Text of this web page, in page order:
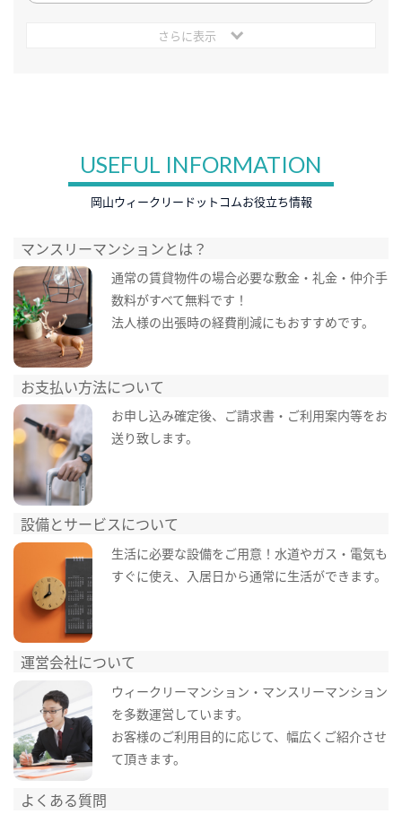
さらに表示
USEFUL INFORMATION
岡山ウィークリードットコムお役立ち情報
マンスリーマンションとは？
通常の賃貸物件の場合必要な敷金・礼金・仲介手
数料がすべて無料です！
法人様の出張時の経費削減にもおすすめです。
お支払い方法について
お申し込み確定後、ご請求書・ご利用案内等をお
送り致します。
設備とサービスについて
生活に必要な設備をご用意！水道やガス・電気も
すぐに使え、入居日から通常に生活ができます。
運営会社について
ウィークリーマンション・マンスリーマンション
を多数運営しています。
お客様のご利用目的に応じて、幅広くご紹介させ
て頂きます。
よくある質問